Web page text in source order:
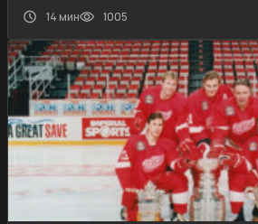
14 мин 1005